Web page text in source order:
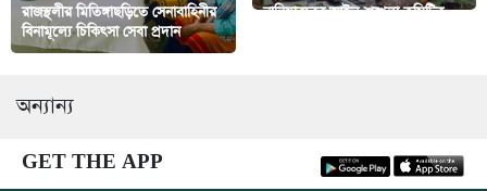
রাজস্থলীর মিতিঙ্গাছড়িতে সেনাবাহিনীর
বিনামূল্যে চিকিৎসা সেবা প্রদান
নানিয়ারচরে আইন-শৃঙ্খলা কমিটির
অন্যান্য
GET THE APP